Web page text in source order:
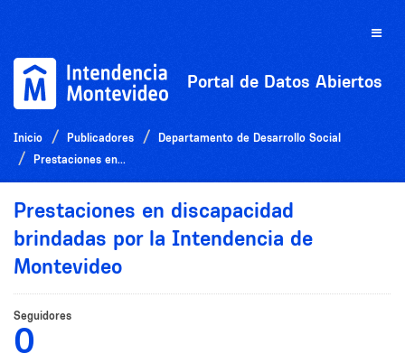
Toggle
Portal de Datos Abiertos
Inicio Publicadores
Departamento de Desarrollo Social
Prestaciones en...
Prestaciones en discapacidad
brindadas por la Intendencia de
Montevideo
Seguidores
0